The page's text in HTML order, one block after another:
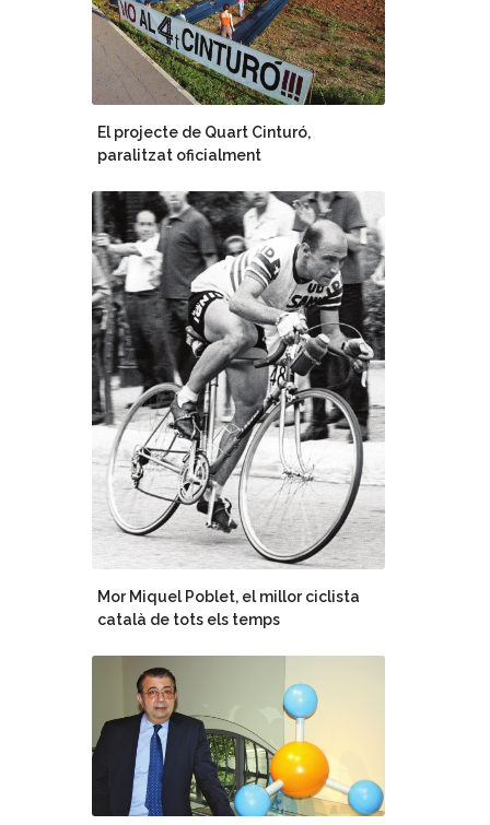
El projecte de Quart Cinturó,
paralitzat oficialment
Mor Miquel Poblet, el millor ciclista
català de tots els temps